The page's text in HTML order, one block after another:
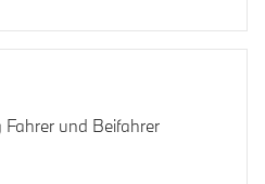
Fahrer und Beifahrer